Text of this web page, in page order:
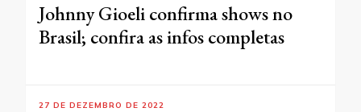
Johnny Gioeli confirma shows no
Brasil; confira as infos completas
27 DE DEZEMBRO DE 2022